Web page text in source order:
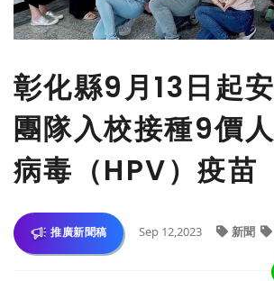
彰化縣9月13日起
團隊入校接種9價
病毒（HPV）疫苗
推廣新聞稿 Sep 12,2023 新聞